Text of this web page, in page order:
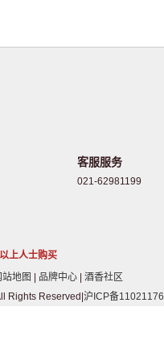
客服服务
021-62981199
上人士购买
站地图 品牌中心
酒香社区
Rights Reserved| 沪ICP备